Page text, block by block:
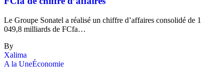
Le Groupe Sonatel a réalisé un chiffre d’affaires consolidé de 1
049,8 milliards de FCfa…
By
Xalima
A la UneÉconomie